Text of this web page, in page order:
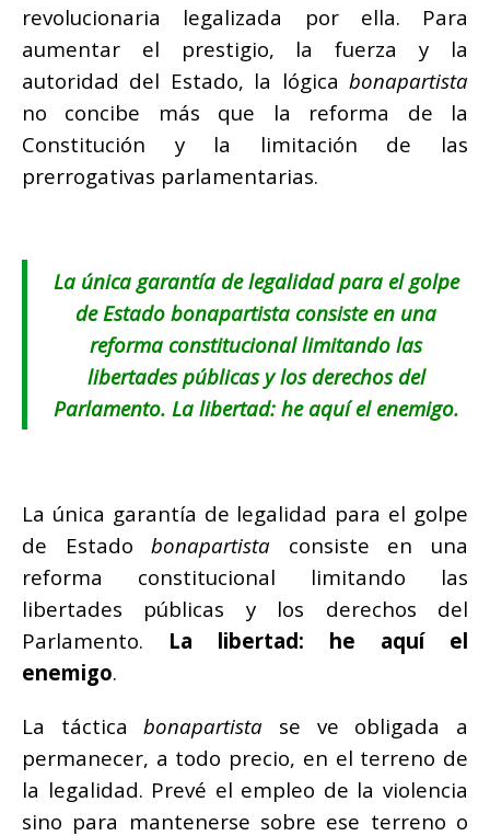
revolucionaria legalizada por ella. Para
aumentar el prestigio, la fuerza y la
autoridad del Estado, la lógica bonapartista
no concibe más que la reforma de la
Constitución y la limitación de las
prerrogativas parlamentarias.
La única garantía de legalidad para el golpe
de Estado bonapartista consiste en una
reforma constitucional limitando las
libertades públicas y los derechos del
Parlamento. La libertad: he aquí el enemigo.
La única garantía de legalidad para el golpe
de Estadobonapartista consiste en una
reforma constitucional limitando las
libertades públicas y los derechos del
Parlamento. La libertad: he aquí el
enemigo.
La tácticabonapartista se ve obligada a
permanecer, a todo precio, en el terreno de
la legalidad. Prevé el empleo de la violencia
sino para mantenerse sobre ese terreno o